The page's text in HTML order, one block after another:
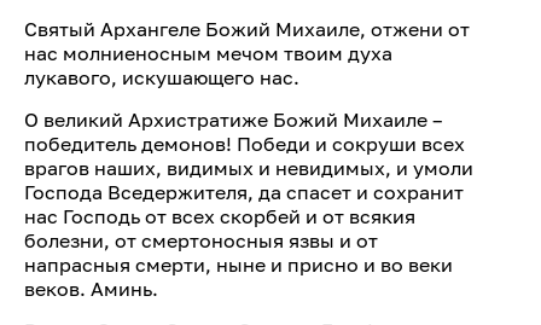
Святый Архангеле Божий Михаиле, отжени от
нас молниеносным мечом твоим духа
лукавого, искушающего нас.
О великий Архистратиже Божий Михаиле –
победитель демонов! Победи и сокруши всех
врагов наших, видимых и невидимых, и умоли
Господа Вседержителя, да спасет и сохранит
нас Господь от всех скорбей и от всякия
болезни, от смертоносныя язвы и от
напрасныя смерти, ныне и присно и во веки
веков. Аминь.